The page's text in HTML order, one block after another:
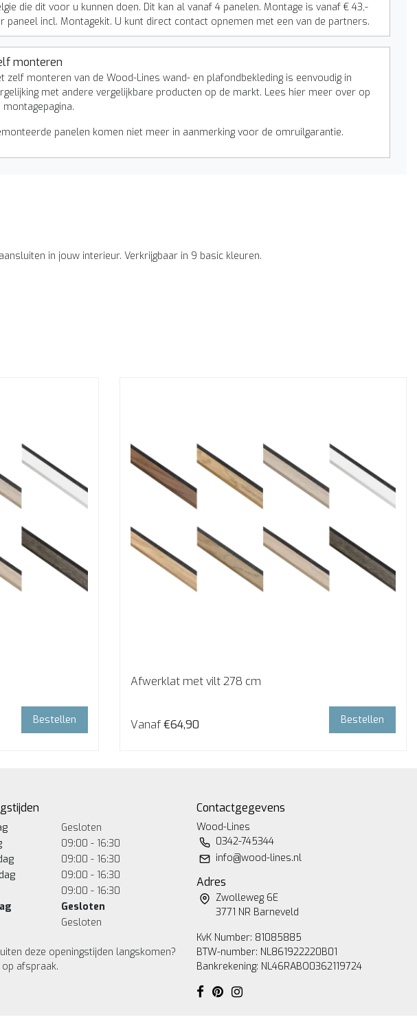
die dit voor u kunnen doen. Dit kan al vanaf 4 panelen. Montage is vanaf € 43,-
paneel incl. Montagekit. U kunt direct contact opnemen met een van de partners.
monteren
zelf monteren van de Wood-Lines wand- en plafondbekleding is eenvoudig in
met andere vergelijkbare producten op de markt. Lees hier meer over op
montagepagina.
panelen komen niet meer in aanmerking voor de omruilgarantie.
in jouw interieur. Verkrijgbaar in 9 basic kleuren.
Bestellen
Afwerklat met vilt 278 cm
Vanaf€64,90 Bestellen
Gesloten
09:00 - 16:30
09:00 - 16:30
09:00 - 16:30
09:00 - 16:30
Gesloten
Gesloten
deze openingstijden langskomen?
op afspraak.
Contactgegevens
Wood-Lines
0342-745344
info@wood-lines.nl
Adres
Zwolleweg 6E
3771 NR Barneveld
KvK Number: 81085885
BTW-number: NL861922220B01
Bankrekening: NL46RABO0362119724